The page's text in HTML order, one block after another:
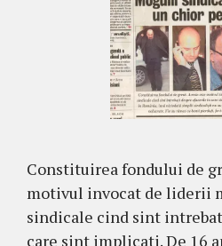
Constituirea fondului de
motivul invocat de liderii
sindicale cind sint
care sint implicati. De 16